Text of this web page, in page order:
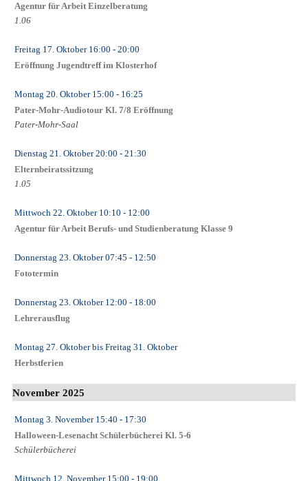
Agentur für Arbeit Einzelberatung
1.06
Freitag 17. Oktober16:00 - 20:00
Eröffnung Jugendtreff im Klosterhof
Montag 20. Oktober15:00 - 16:25
Pater-Mohr-Audiotour Kl. 7/8 Eröffnung
Pater-Mohr-Saal
Dienstag 21. Oktober20:00 - 21:30
Elternbeiratssitzung
1.05
Mittwoch 22. Oktober10:10 - 12:00
Agentur für Arbeit Berufs- und Studienberatung Klasse 9
Donnerstag 23. Oktober07:45 - 12:50
Fototermin
Donnerstag 23. Oktober12:00 - 18:00
Lehrerausflug
Montag 27. Oktoberbis Freitag 31. Oktober
Herbstferien
November 2025
Montag 3. November15:40 - 17:30
Halloween-Lesenacht Schülerbücherei Kl. 5-6
Schülerbücherei
Mittwoch 12. November15:00 - 19:00